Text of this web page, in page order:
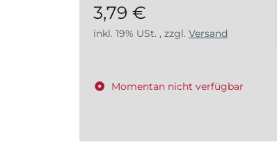
3,79 €
inkl. 19% USt. , zzgl. Versand
Momentan nicht verfügbar